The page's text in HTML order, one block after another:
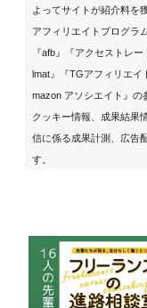
よってサイトが紹介料を
アフィリエイトプログラ
『afb』『アクセストレ
lmat』『TGアフィリエイ
mazon アソシエイト』の
クッキー情報、成果結果
信に係る成果計測、広告
す。